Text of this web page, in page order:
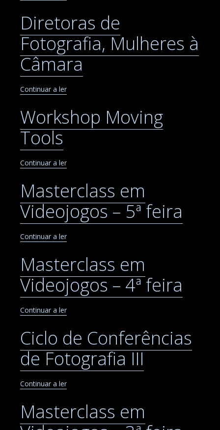
Diretoras de
Fotografia, Mulheres à
Câmara
Continuar a ler
Workshop Moving
Tools
Continuar a ler
Masterclass em
Videojogos – 5ª feira
Continuar a ler
Masterclass em
Videojogos – 4ª feira
Continuar a ler
Ciclo de Conferências
de Fotografia III
Continuar a ler
Masterclass em